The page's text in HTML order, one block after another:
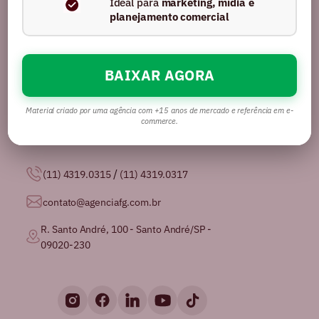
Somos uma agência com mais de 16 anos no
melhores agências de publicidade para se
trabalhar no Brasil.
(11) 4319.0315 / (11) 4319.0317
contato@agenciafg.com.br
R. Santo André, 100 - Santo André/SP -
09020-230
planejamento comercial
BAIXAR AGORA
Material criado por uma agência com +15 anos de mercado e referência em e-
commerce.